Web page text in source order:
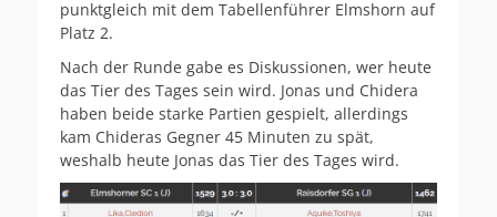
punktgleich mit dem Tabellenführer Elmshorn auf
Platz 2.
Nach der Runde gabe es Diskussionen, wer heute
das Tier des Tages sein wird. Jonas und Chidera
haben beide starke Partien gespielt, allerdings
kam Chideras Gegner 45 Minuten zu spät,
weshalb heute Jonas das Tier des Tages wird.